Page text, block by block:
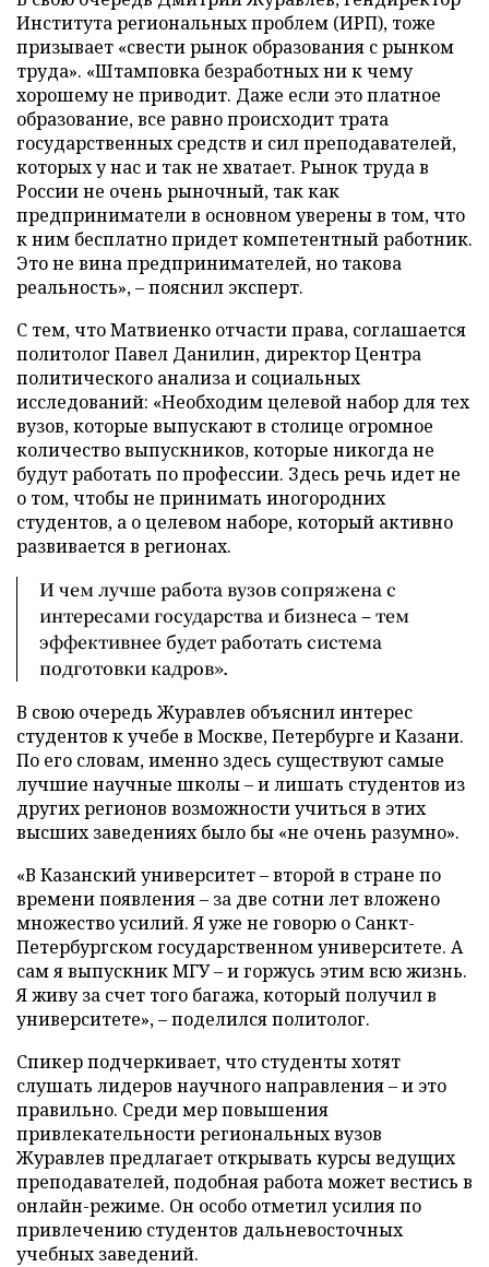
Института региональных проблем (ИРП), тоже
призывает «свести рынок образования с рынком
труда». «Штамповка безработных ни к чему
хорошему не приводит. Даже если это платное
образование, все равно происходит трата
государственных средств и сил преподавателей,
которых у нас и так не хватает. Рынок труда в
России не очень рыночный, так как
предприниматели в основном уверены в том, что
к ним бесплатно придет компетентный работник.
Это не вина предпринимателей, но такова
реальность», – пояснил эксперт.
С тем, что Матвиенко отчасти права, соглашается
политолог Павел Данилин, директор Центра
политического анализа и социальных
исследований: «Необходим целевой набор для тех
вузов, которые выпускают в столице огромное
количество выпускников, которые никогда не
будут работать по профессии. Здесь речь идет не
о том, чтобы не принимать иногородних
студентов, а о целевом наборе, который активно
развивается в регионах.
И чем лучше работа вузов сопряжена с
интересами государства и бизнеса – тем
эффективнее будет работать система
подготовки кадров».
В свою очередь Журавлев объяснил интерес
студентов к учебе в Москве, Петербурге и Казани.
По его словам, именно здесь существуют самые
лучшие научные школы – и лишать студентов из
других регионов возможности учиться в этих
высших заведениях было бы «не очень разумно».
«В Казанский университет – второй в стране по
времени появления – за две сотни лет вложено
множество усилий. Я уже не говорю о Санкт-
Петербургском государственном университете. А
сам я выпускник МГУ – и горжусь этим всю жизнь.
Я живу за счет того багажа, который получил в
университете», – поделился политолог.
Спикер подчеркивает, что студенты хотят
слушать лидеров научного направления – и это
правильно. Среди мер повышения
привлекательности региональных вузов
Журавлев предлагает открывать курсы ведущих
преподавателей, подобная работа может вестись в
онлайн-режиме. Он особо отметил усилия по
привлечению студентов дальневосточных
учебных заведений.